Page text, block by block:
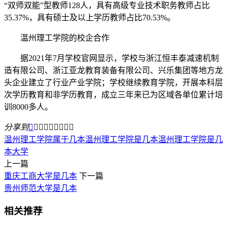
“双师双能”型教师128人，具有高级专业技术职务教师占比
35.37%，具有硕士及以上学历教师占比70.53%。
温州理工学院的校企合作
据2021年7月学校官网显示，学校与浙江恒丰泰减速机制
造有限公司、浙江亚龙教育装备有限公司、兴乐集团等地方龙
头企业建立了行业产业学院；学校继续教育学院，开展本科层
次学历教育和非学历教育，成立三年来已为区域各单位累计培
训8000多人。
分享到        
温州理工学院属于几本温州理工学院是几本温州理工学院是几
本大学
上一篇
重庆工商大学是几本 下一篇
贵州师范大学是几本
相关推荐